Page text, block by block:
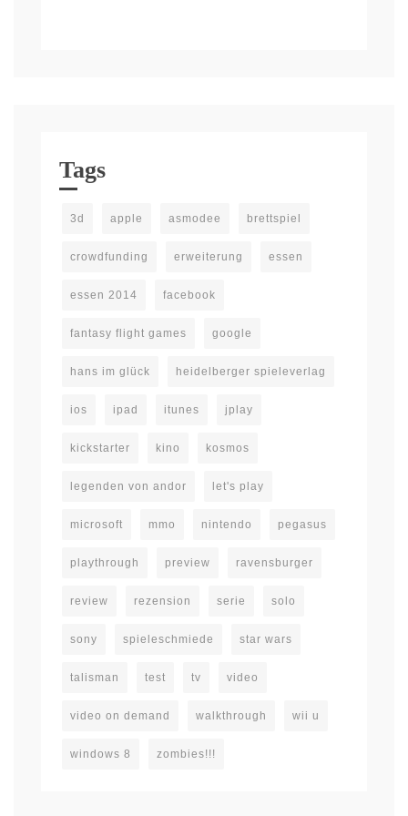
Tags
3d apple asmodee brettspiel
crowdfunding erweiterung essen
essen 2014 facebook
fantasy flight games google
hans im glück heidelberger spieleverlag
ios ipad itunes jplay
kickstarter kino kosmos
legenden von andor let's play
microsoft mmo nintendo pegasus
playthrough preview ravensburger
review rezension serie solo
sony spieleschmiede star wars
talisman test tv video
video on demand walkthrough wii u
windows 8 zombies!!!